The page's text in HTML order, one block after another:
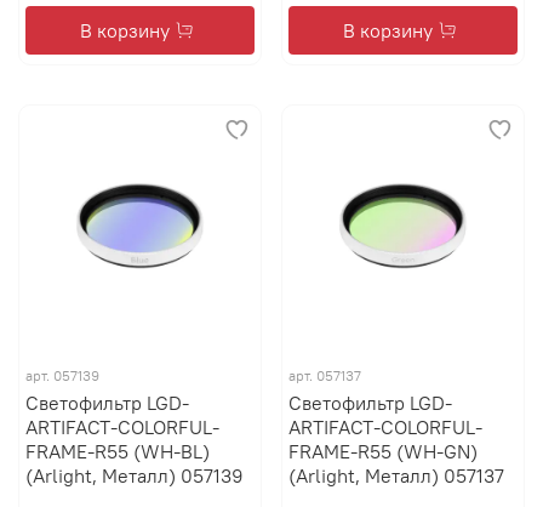
В корзину В корзину
арт. 057139
Светофильтр LGD-
ARTIFACT-COLORFUL-
FRAME-R55 (WH-BL)
(Arlight, Металл) 057139
арт. 057137
Светофильтр LGD-
ARTIFACT-COLORFUL-
FRAME-R55 (WH-GN)
(Arlight, Металл) 057137